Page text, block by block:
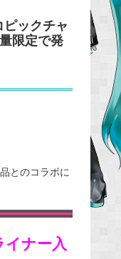
ピックチャ
限定で発
とのコラボに
イナー入